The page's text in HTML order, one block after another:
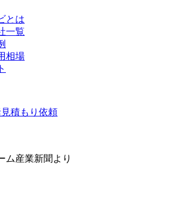
とは
一覧
相場
積もり依頼
ム産業新聞より